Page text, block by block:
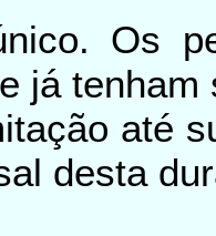
Os
já
até
desta